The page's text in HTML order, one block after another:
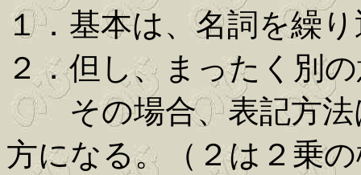
１．基本は、名詞を繰
２．但し、まったく別
その場合、表記方法
方になる。（２は２乗